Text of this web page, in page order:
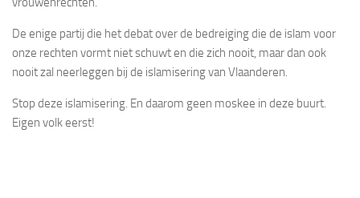
De enige partij die het debat over de bedreiging die de islam voor
onze rechten vormt niet schuwt en die zich nooit, maar dan ook
nooit zal neerleggen bij de islamisering van Vlaanderen.
Stop deze islamisering. En daarom geen moskee in deze buurt.
Eigen volk eerst!